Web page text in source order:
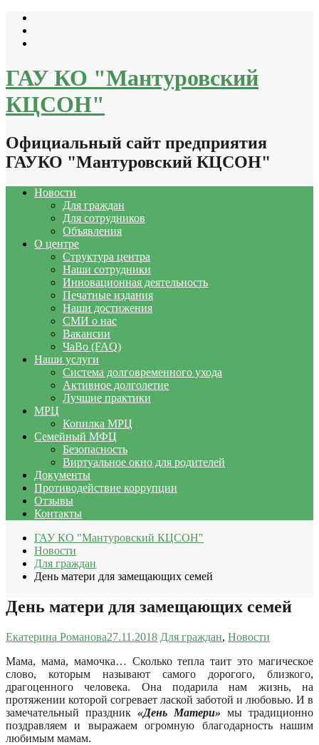
Перейти
содержимому
ГАУ КО "Мантуровский
КЦСОН"
Официальный сайт предприятия
ГАУКО "Мантуровский КЦСОН"
Новости
Для граждан
Для сотрудников
Объявления
О центре
Структура центра
Наши сотрудники
Инновационная деятельность
Печатные издания
Наши достижения
СМИ о нас
Вакансии
ЧаВо (FAQ)
Наши услуги
Система долговременного ухода
Активное долголетие
Лучшие практики
МРЦ
Копилка МРЦ
Семейный МФЦ
Безопасность
Виртуальное окно для родителей
Документы
Противодействие коррупции
Отзывы
Контакты
ГАУ КО "Мантуровский КЦСОН"
Новости
Для граждан
День матери для замещающих семей
День матери для замещающих семей
Екатерина Романова27.11.2018 Для граждан, Новости
Мама, мама, мамочка… Сколько тепла таит это магическое
слово, которым называют самого дорогого, близкого,
драгоценного человека. Она подарила нам жизнь, на
протяжении которой согревает лаской заботой и любовью. И в
замечательный праздник «День Матери» мы традиционно
поздравляем и выражаем огромную благодарность нашим
любимым мамам.